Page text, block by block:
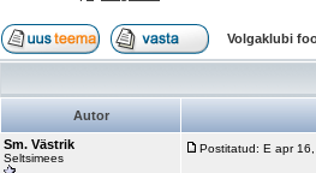
Volgaklubi
Autor
Sm. Västrik
Seltsimees
Postitatud: E apr